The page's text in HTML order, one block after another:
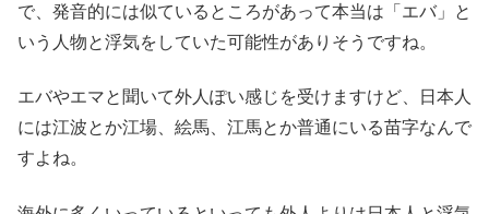
で、発音的には似ているところがあって本当は「エバ」と
いう人物と浮気をしていた可能性がありそうですね。
エバやエマと聞いて外人ぽい感じを受けますけど、日本人
には江波とか江場、絵馬、江馬とか普通にいる苗字なんで
すよね。